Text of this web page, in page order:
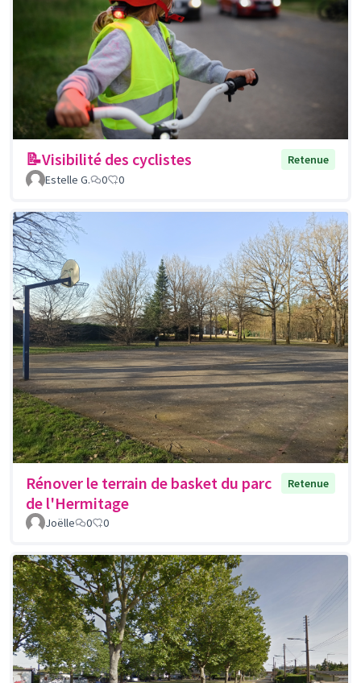
📝Visibilité des cyclistes
Retenue
Estelle G.
0 0
Rénover le terrain de basket du parc
de l'Hermitage
Retenue
Joëlle 0 0